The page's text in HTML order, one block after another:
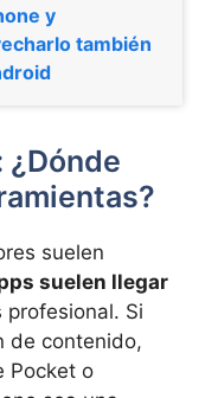
y
también
¿Dónde
suelen
suelen llegar
Si
de contenido,
Pocket o